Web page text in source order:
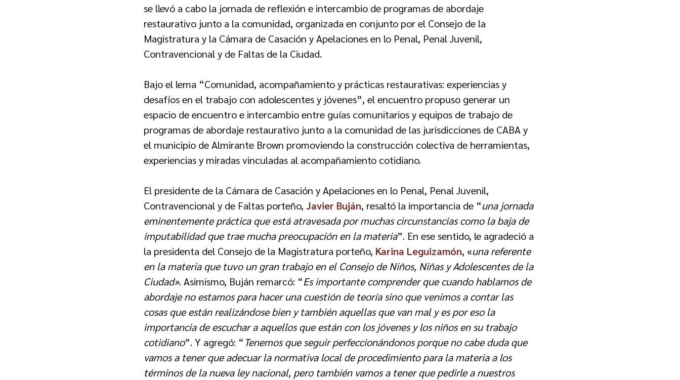
se llevó a cabo la jornada de reflexión e intercambio de programas de abordaje
restaurativo junto a la comunidad, organizada en conjunto por el Consejo de la
Magistratura y la Cámara de Casación y Apelaciones en lo Penal, Penal Juvenil,
Contravencional y de Faltas de la Ciudad.
Bajo el lema “Comunidad, acompañamiento y prácticas restaurativas: experiencias y
desafíos en el trabajo con adolescentes y jóvenes”, el encuentro propuso generar un
espacio de encuentro e intercambio entre guías comunitarios y equipos de trabajo de
programas de abordaje restaurativo junto a la comunidad de las jurisdicciones de CABA y
el municipio de Almirante Brown promoviendo la construcción colectiva de herramientas,
experiencias y miradas vinculadas al acompañamiento cotidiano.
El presidente de la Cámara de Casación y Apelaciones en lo Penal, Penal Juvenil,
Contravencional y de Faltas porteño, Javier Buján, resaltó la importancia de “una jornada
eminentemente práctica que está atravesada por muchas circunstancias como la baja de
imputabilidad que trae mucha preocupación en la materia”. En ese sentido, le agradeció a
la presidenta del Consejo de la Magistratura porteño, Karina Leguizamón, «una referente
en la materia que tuvo un gran trabajo en el Consejo de Niños, Niñas y Adolescentes de la
Ciudad». Asimismo, Buján remarcó: “Es importante comprender que cuando hablamos de
abordaje no estamos para hacer una cuestión de teoría sino que venimos a contar las
cosas que están realizándose bien y también aquellas que van mal y es por eso la
importancia de escuchar a aquellos que están con los jóvenes y los niños en su trabajo
cotidiano”. Y agregó: “Tenemos que seguir perfeccionándonos porque no cabe duda que
vamos a tener que adecuar la normativa local de procedimiento para la materia a los
términos de la nueva ley nacional, pero también vamos a tener que pedirle a nuestros